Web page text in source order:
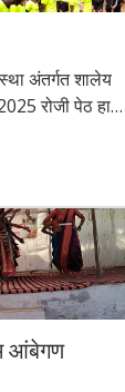
अंतर्गत शालेय
रोजी पेठ हा…
आंबेगण